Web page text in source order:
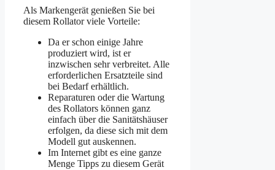
Als Markengerät genießen Sie bei
diesem Rollator viele Vorteile:
Da er schon einige Jahre
produziert wird, ist er
inzwischen sehr verbreitet. Alle
erforderlichen Ersatzteile sind
bei Bedarf erhältlich.
Reparaturen oder die Wartung
des Rollators können ganz
einfach über die Sanitätshäuser
erfolgen, da diese sich mit dem
Modell gut auskennen.
Im Internet gibt es eine ganze
Menge Tipps zu diesem Gerät